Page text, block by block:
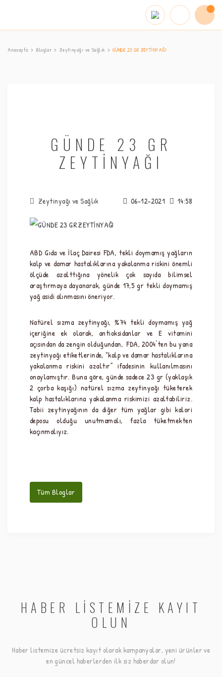
Anasayfa Bloglar Zeytinyağı ve Sağlık GÜNDE 23 GR ZEYTİNYAĞI
GÜNDE 23 GR
ZEYTİNYAĞI
Zeytinyağı ve Sağlık 06-12-2021 14:58
ABD Gıda ve İlaç Dairesi FDA, tekli doymamış yağların
kalp ve damar hastalıklarına yakalanma riskini önemli
ölçüde azalttığına yönelik çok sayıda bilimsel
araştırmaya dayanarak, günde 17,5 gr tekli doymamış
yağ asidi alınmasını öneriyor.
Natürel sızma zeytinyağı, %74 tekli doymamış yağ
içeriğine ek olarak, antioksidanlar ve E vitamini
açısından da zengin olduğundan,  FDA, 2004'ten bu yana
zeytinyağı etiketlerinde, "kalp ve damar hastalıklarına
yakalanma riskini azaltır” ifadesinin kullanılmasını
onaylamıştır. Buna göre, günde sadece 23 gr (yaklaşık
2 çorba kaşığı) natürel sızma zeytinyağı tüketerek
kalp hastalıklarına yakalanma riskimizi azaltabiliriz.
Tabii zeytinyağının da diğer tüm yağlar gibi kalori
deposu olduğu unutmamalı, fazla tüketmekten
kaçınmalıyız.
Tüm Bloglar
HABER LİSTEMİZE KAYIT
OLUN
Haber listemize ücretsiz kayıt olarak kampanyalar, yeni ürünler ve
en güncel haberlerden ilk siz haberdar olun!